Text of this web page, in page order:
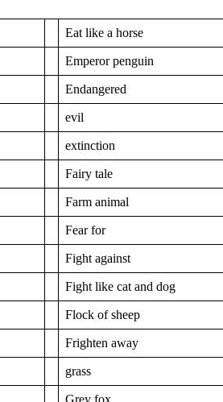
Eat like a horse
Emperor penguin
Endangered
evil
extinction
Fairy tale
Farm animal
Fear for
Fight against
Fight like cat and dog
Flock of sheep
Frighten away
grass